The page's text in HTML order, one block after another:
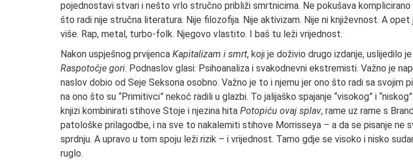
pojednostavi stvari i nešto vrlo stručno približi smrtnicima. Ne pokušava komplicirano
što radi nije stručna literatura. Nije filozofija. Nije aktivizam. Nije ni književnost. A
više. Rap, metal, turbo-folk. Njegovo vlastito. I baš tu leži vrijednost.
Nakon uspješnog prvijenca Kapitalizam i smrt, koji je doživio drugo izdanje, uslijedilo
Raspotočje gori. Podnaslov glasi: Psihoanaliza i svakodnevni ekstremisti. Važno je
naslov dobio od Seje Seksona osobno. Važno je to i njemu jer ono što radi sa svojim
na ono što su “Primitivci” nekoć radili u glazbi. To jalijaško spajanje “visokog” i
knjizi kombinirati stihove Stoje i njezina hita Potopiću ovaj splav, rame uz rame s
patološke prilagodbe, i na sve to nakalemiti stihove Morrisseya – a da se pisanje ne
sprdnju. A upravo u tom spoju leži rizik – i vrijednost. Tamo gdje se visoko i nisko
ruglo.